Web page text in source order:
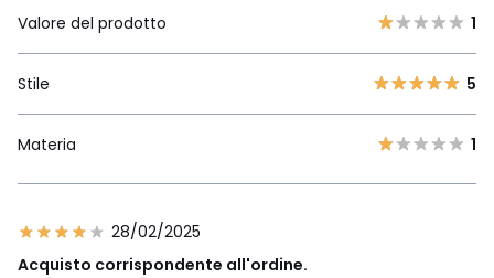
Valore del prodotto
1
Stile 5
Materia 1
28/02/2025
Acquisto corrispondente all'ordine.